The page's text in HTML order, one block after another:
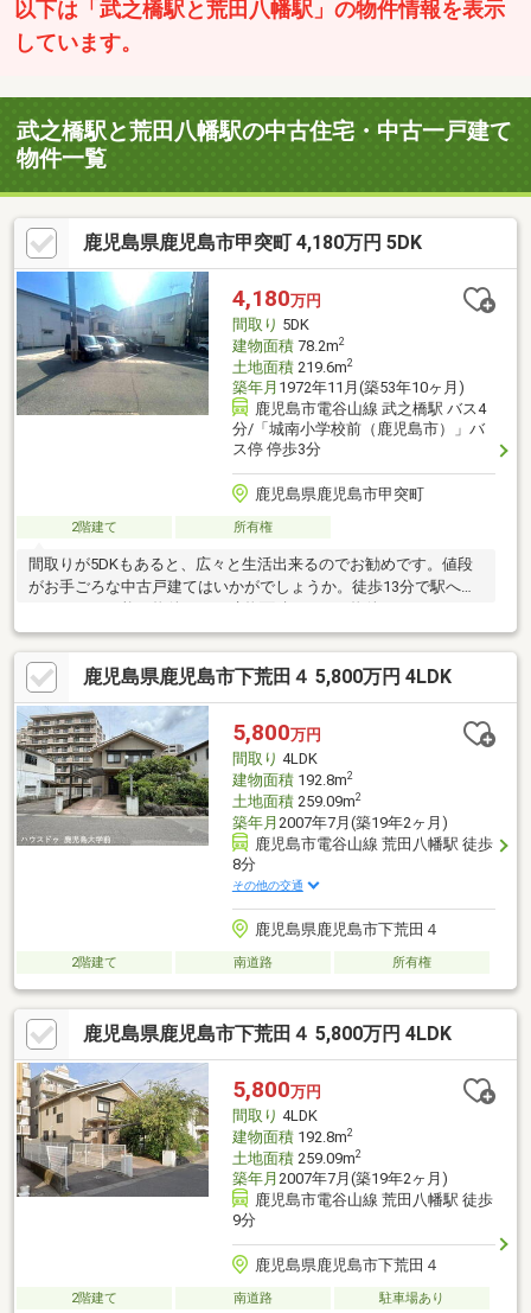
以下は「武之橋駅と荒田八幡駅」の物件情報を表示
しています。
武之橋駅と荒田八幡駅の中古住宅・中古一戸建て
物件一覧
鹿児島県鹿児島市甲突町 4,180万円 5DK
4,180万円
間取り 5DK
建物面積78.2m2
土地面積219.6m2
築年月 1972年11月(築53年10ヶ月)
鹿児島市電谷山線 武之橋駅 バス4
分/「城南小学校前（鹿児島市）」バ
ス停 停歩3分
鹿児島県鹿児島市甲突町
2階建て 所有権
間取りが5DKもあると、広々と生活出来るのでお勧めです。値段
がお手ごろな中古戸建てはいかがでしょうか。徒歩13分で駅への
か。
鹿児島県鹿児島市下荒田４ 5,800万円 4LDK
5,800万円
間取り 4LDK
建物面積192.8m2
土地面積259.09m2
築年月 2007年7月(築19年2ヶ月)
鹿児島市電谷山線 荒田八幡駅 徒歩
8分
その他の交通
鹿児島県鹿児島市下荒田４
2階建て 南道路 所有権
鹿児島県鹿児島市下荒田４ 5,800万円 4LDK
5,800万円
間取り 4LDK
建物面積192.8m2
土地面積259.09m2
築年月 2007年7月(築19年2ヶ月)
鹿児島市電谷山線 荒田八幡駅 徒歩
9分
鹿児島県鹿児島市下荒田４
2階建て 南道路
駐車場あり